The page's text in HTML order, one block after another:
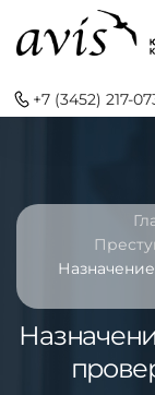
+7 (3452) 217-